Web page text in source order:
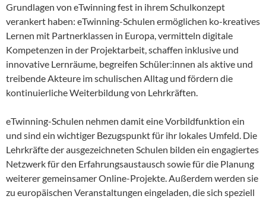
Grundlagen von eTwinning fest in ihrem Schulkonzept
verankert haben: eTwinning-Schulen ermöglichen ko-kreatives
Lernen mit Partnerklassen in Europa, vermitteln digitale
Kompetenzen in der Projektarbeit, schaffen inklusive und
innovative Lernräume, begreifen Schüler:innen als aktive und
treibende Akteure im schulischen Alltag und fördern die
kontinuierliche Weiterbildung von Lehrkräften.
eTwinning-Schulen nehmen damit eine Vorbildfunktion ein
und sind ein wichtiger Bezugspunkt für ihr lokales Umfeld. Die
Lehrkräfte der ausgezeichneten Schulen bilden ein engagiertes
Netzwerk für den Erfahrungsaustausch sowie für die Planung
weiterer gemeinsamer Online-Projekte. Außerdem werden sie
zu europäischen Veranstaltungen eingeladen, die sich speziell